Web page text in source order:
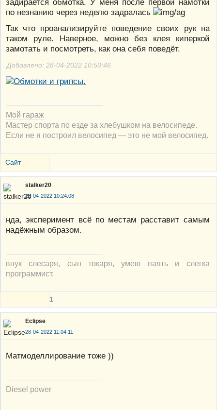
задирается обмотка. У меня после первой намотки
по незнанию через неделю задралась
Так что проанализируйте поведение своих рук на
таком руле. Наверное, можно без клея киперкой
замотать и посмотреть, как она себя поведёт.
Добавлено: 28-04-2022 10:50:46
Мой гараж
Мастер спорта по езде за хлебушком на велосипеде.
Если не я построил велосипед — это не мой велосипед.
Сайт
stalker20
28-04-2022 10:24:08
нда, эксперимент всё по местам расставит самым
надёжным образом.
внук слесаря, сын токаря, умею паять и слегка
программист.
1
Eclipse
28-04-2022 11:04:11
Матмоделлирование тоже ))
Diesel power